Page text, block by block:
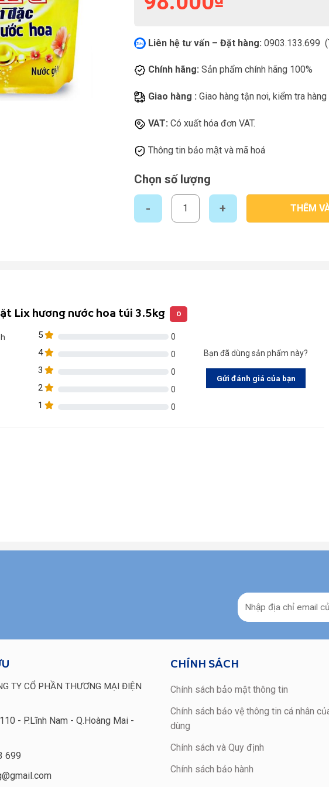
Liên hệ tư vấn – Đặt hàng: 0903.133.699
Chính hãng: Sản phẩm chính hãng 100%
Giao hàng : Giao hàng tận nơi, kiểm tra
VAT: Có xuất hóa đơn VAT.
Thông tin bảo mật và mã hoá
Chọn số lượng
Nước giặt Lix hương nước hoa túi 3.5kg số lượng
THÊM
Lix hương nước hoa túi 3.5kg 0
5 0
4 0
3 0
2 0
1 0
Bạn đã dùng sản phẩm này?
Gửi đánh giá của bạn
TY CỔ PHẦN THƯƠNG MẠI ĐIỆN
- P.Lĩnh Nam - Q.Hoàng Mai -
699
CHÍNH SÁCH
Chính sách bảo mật thông tin
Chính sách bảo vệ thông tin cá nhân
dùng
Chính sách và Quy định
Chính sách bảo hành